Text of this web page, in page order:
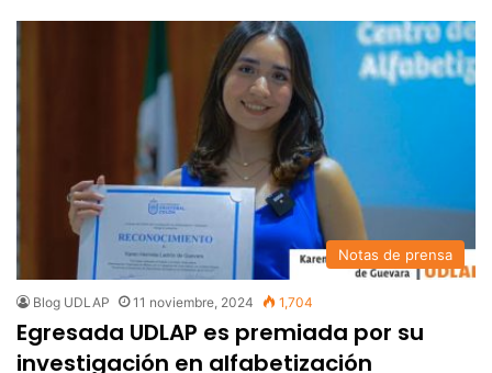
Notas de prensa
Blog UDLAP 11 noviembre, 2024 1,704
Egresada UDLAP es premiada por su
investigación en alfabetización